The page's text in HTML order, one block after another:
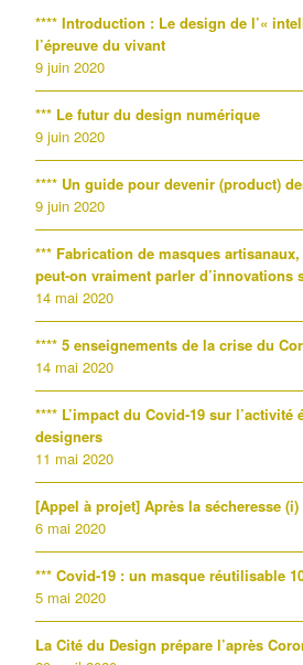
**** Introduction : Le design de l’«
l’épreuve du vivant
9 juin 2020
*** Le futur du design numérique
9 juin 2020
**** Un guide pour devenir (product)
9 juin 2020
*** Fabrication de masques
peut-on vraiment parler d’innovations
14 mai 2020
**** 5 enseignements de la crise du
14 mai 2020
**** L’impact du Covid-19 sur l’activité
designers
11 mai 2020
[Appel à projet] Après la sécheresse (i)
6 mai 2020
*** Covid-19 : un masque réutilisable
5 mai 2020
La Cité du Design prépare l’après